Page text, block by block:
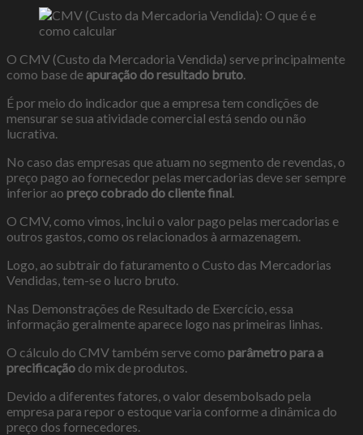
O CMV (Custo da Mercadoria Vendida) serve principalmente
como base de apuração do resultado bruto.
É por meio do indicador que a empresa tem condições de
mensurar se sua atividade comercial está sendo ou não
lucrativa.
No caso das empresas que atuam no segmento de revendas, o
preço pago ao fornecedor pelas mercadorias deve ser sempre
inferior ao preço cobrado do cliente final.
O CMV, como vimos, inclui o valor pago pelas mercadorias e
outros gastos, como os relacionados à armazenagem.
Logo, ao subtrair do faturamento o Custo das Mercadorias
Vendidas, tem-se o lucro bruto.
Nas Demonstrações de Resultado de Exercício, essa
informação geralmente aparece logo nas primeiras linhas.
O cálculo do CMV também serve como parâmetro para a
precificação do mix de produtos.
Devido a diferentes fatores, o valor desembolsado pela
empresa para repor o estoque varia conforme a dinâmica do
preço dos fornecedores.